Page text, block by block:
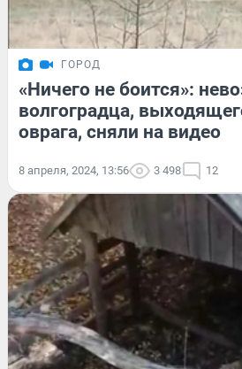
ГОРОД
«Ничего не боится»:
волгоградца,
оврага, сняли на видео
8 апреля, 2024, 13:56 3 498 12